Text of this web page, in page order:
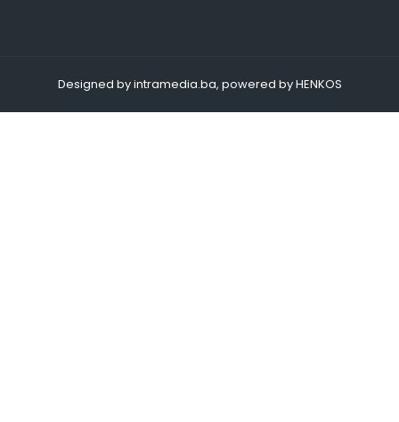
Designed by intramedia.ba, powered by HENKOS